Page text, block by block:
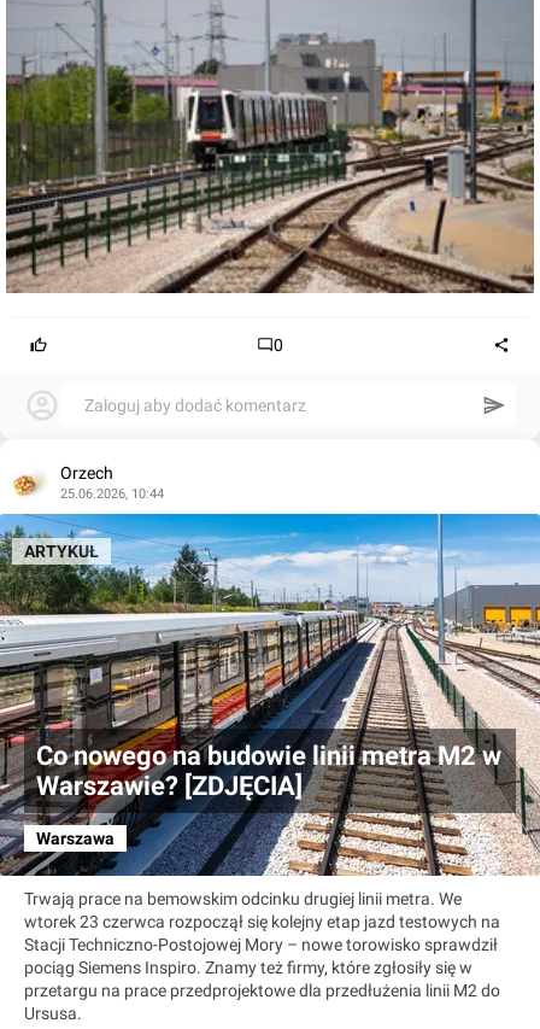
0
Zaloguj aby dodać komentarz
Orzech
25.06.2026, 10:44
Co nowego na budowie linii metra M2 w
Warszawie? [ZDJĘCIA]
Warszawa
ARTYKUŁ
Trwają prace na bemowskim odcinku drugiej linii metra. We
wtorek 23 czerwca rozpoczął się kolejny etap jazd testowych na
Stacji Techniczno-Postojowej Mory – nowe torowisko sprawdził
pociąg Siemens Inspiro. Znamy też firmy, które zgłosiły się w
przetargu na prace przedprojektowe dla przedłużenia linii M2 do
Ursusa.